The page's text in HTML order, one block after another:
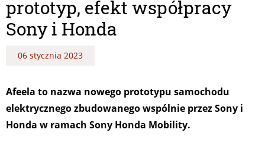
prototyp, efekt współpracy
Sony i Honda
06 stycznia 2023
Afeela to nazwa nowego prototypu samochodu
elektrycznego zbudowanego wspólnie przez Sony i
Honda w ramach Sony Honda Mobility.